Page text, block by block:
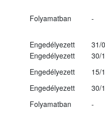
Folyamatban -
Engedélyezett
31/
Engedélyezett
30/
Engedélyezett
15/
Engedélyezett
30/
Folyamatban
-